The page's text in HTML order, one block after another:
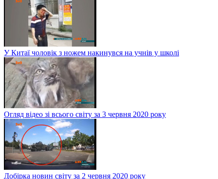
У Китаї чоловік з ножем накинувся на учнів у школі
Огляд відео зі всього світу за 3 червня 2020 року
Добірка новин світу за 2 червня 2020 року